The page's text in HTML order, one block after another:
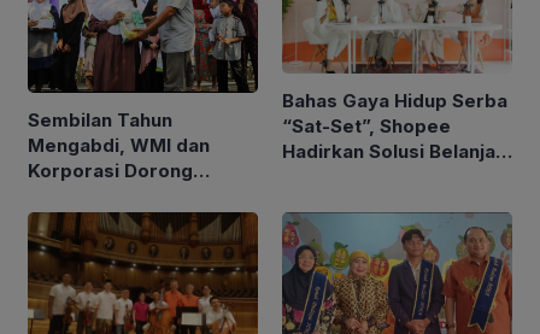
Sembilan Tahun
Mengabdi, WMI dan
Korporasi Dorong
Komunitas Difabel
Bahas Gaya Hidup Serba
“Sat-Set”, Shopee
Hadirkan Solusi Belanja